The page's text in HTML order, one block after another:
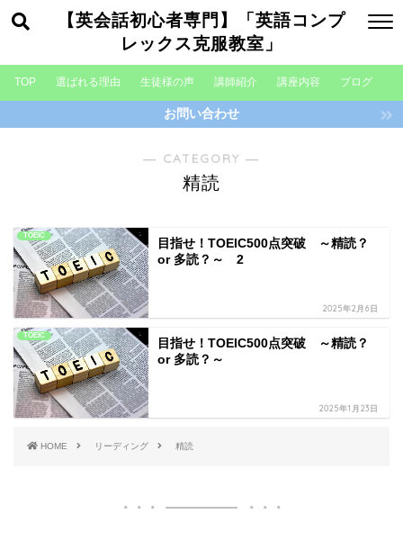
【英会話初心者専門】「英語コンプ
レックス克服教室」
TOP 選ばれる理由 生徒様の声 講師紹介 講座内容 ブログ
お問い合わせ
― CATEGORY ―
精読
TOEIC
目指せ！TOEIC500点突破 ～精読？
or 多読？～ 2
2025年2月6日
TOEIC
目指せ！TOEIC500点突破 ～精読？
or 多読？～
2025年1月23日
HOME リーディング 精読